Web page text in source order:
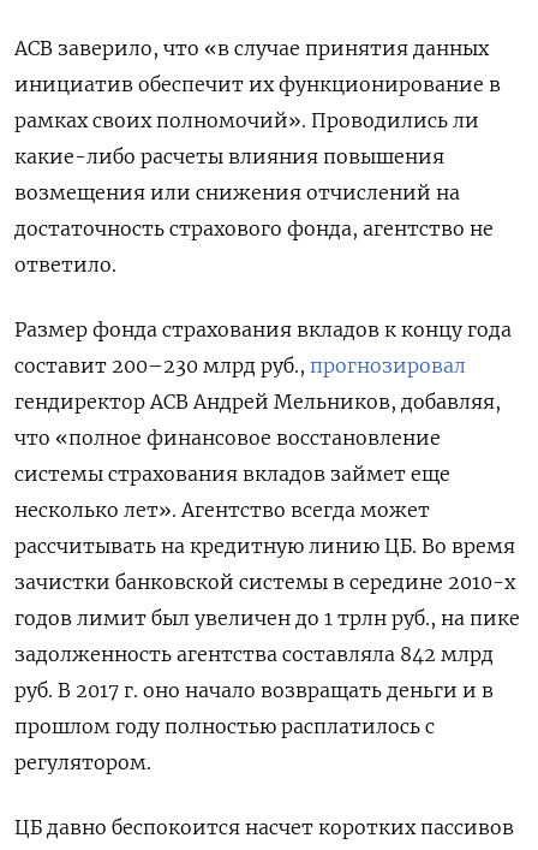
АСВ заверило, что «в случае принятия данных
инициатив обеспечит их функционирование в
рамках своих полномочий». Проводились ли
какие-либо расчеты влияния повышения
возмещения или снижения отчислений на
достаточность страхового фонда, агентство не
ответило.
Размер фонда страхования вкладов к концу года
составит 200–230 млрд руб., прогнозировал
гендиректор АСВ Андрей Мельников, добавляя,
что «полное финансовое восстановление
системы страхования вкладов займет еще
несколько лет». Агентство всегда может
рассчитывать на кредитную линию ЦБ. Во время
зачистки банковской системы в середине 2010-х
годов лимит был увеличен до 1 трлн руб., на пике
задолженность агентства составляла 842 млрд
руб. В 2017 г. оно начало возвращать деньги и в
прошлом году полностью расплатилось с
регулятором.
ЦБ давно беспокоится насчет коротких пассивов